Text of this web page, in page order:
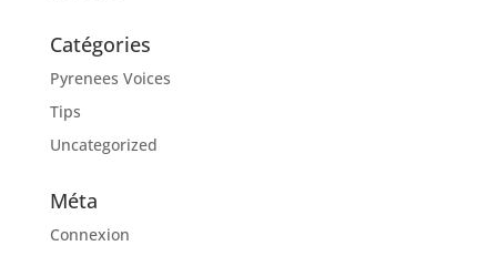
Catégories
Pyrenees Voices
Tips
Uncategorized
Méta
Connexion